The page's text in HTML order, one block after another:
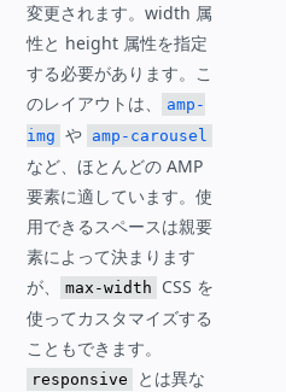
変更されます。 width 属
性と height 属性を指定
する必要があります。こ
のレイアウトは、
amp-
img や amp-carousel
など、ほとんどの AMP
要素に適しています。使
用できるスペースは親要
素によって決まります
が、
max-width
CSS を
使ってカスタマイズする
こともできます。
responsive
とは異な